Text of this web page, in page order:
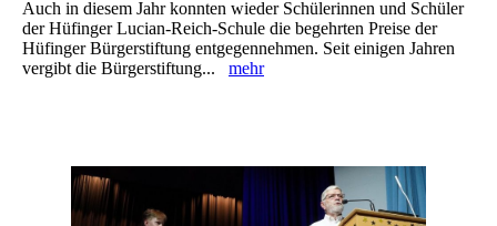
Auch in diesem Jahr konnten wieder Schülerinnen und Schüler
der Hüfinger Lucian-Reich-Schule die ‎begehrten Preise der
Hüfinger Bürgerstiftung entgegennehmen. Seit einigen Jahren
vergibt die ‎Bürgerstiftung... mehr